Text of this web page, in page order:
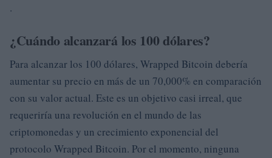
.
¿Cuándo alcanzará los 100 dólares?
Para alcanzar los 100 dólares, Wrapped Bitcoin debería
aumentar su precio en más de un 70,000% en comparación
con su valor actual. Este es un objetivo casi irreal, que
requeriría una revolución en el mundo de las
criptomonedas y un crecimiento exponencial del
protocolo Wrapped Bitcoin. Por el momento, ninguna